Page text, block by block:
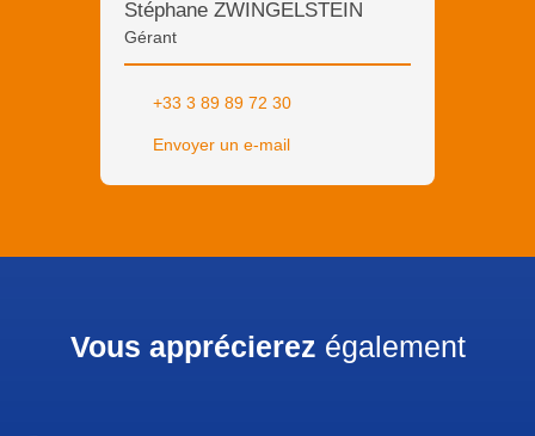
Stéphane ZWINGELSTEIN
Gérant
+33 3 89 89 72 30
Envoyer un e-mail
Vous apprécierez également